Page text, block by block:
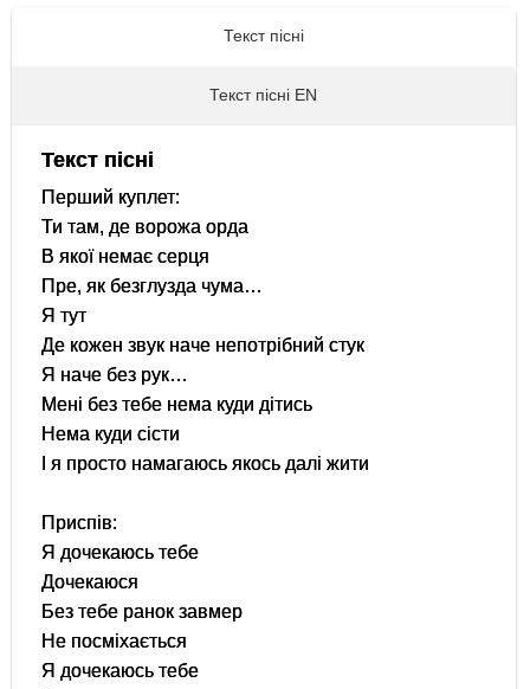
Текст пісні
Текст пісні EN
Текст пісні
Перший куплет:
Ти там, де ворожа орда
В якої немає серця
Пре, як безглузда чума…
Я тут
Де кожен звук наче непотрібний стук
Я наче без рук…
Мені без тебе нема куди дітись
Нема куди сісти
І я просто намагаюсь якось далі жити
Приспів:
Я дочекаюсь тебе
Дочекаюся
Без тебе ранок завмер
Не посміхається
Я дочекаюсь тебе